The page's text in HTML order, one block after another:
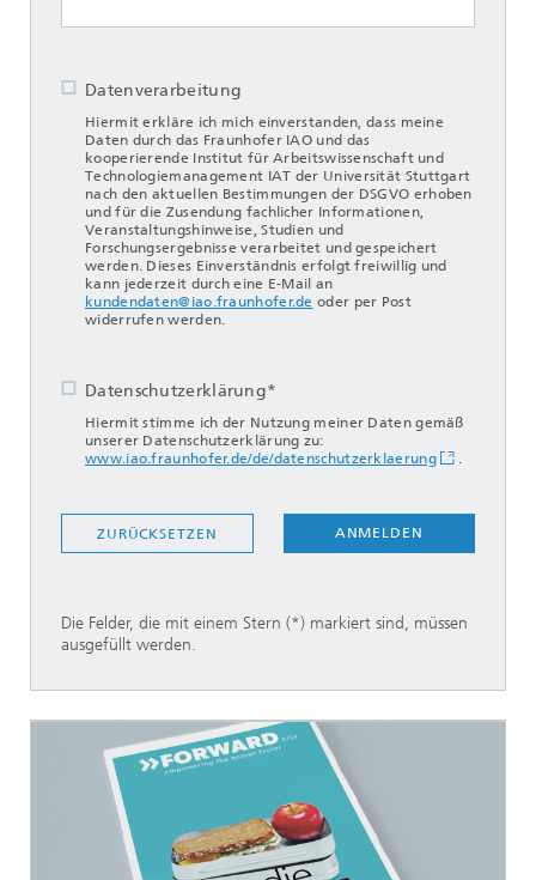
Datenverarbeitung
Hiermit erkläre ich mich einverstanden, dass meine
Daten durch das Fraunhofer IAO und das
kooperierende Institut für Arbeitswissenschaft und
Technologiemanagement IAT der Universität Stuttgart
nach den aktuellen Bestimmungen der DSGVO erhoben
und für die Zusendung fachlicher Informationen,
Veranstaltungshinweise, Studien und
Forschungsergebnisse verarbeitet und gespeichert
werden. Dieses Einverständnis erfolgt freiwillig und
kann jederzeit durch eine E-Mail an
kundendaten@iao.fraunhofer.de oder per Post
widerrufen werden.
Datenschutzerklärung*
Hiermit stimme ich der Nutzung meiner Daten gemäß
unserer Datenschutzerklärung zu:
www.iao.fraunhofer.de/de/datenschutzerklaerung
.
ANMELDEN
ZURÜCKSETZEN
Die Felder, die mit einem Stern (*) markiert sind, müssen
ausgefüllt werden.